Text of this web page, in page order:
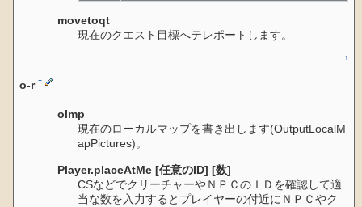
movetoqt
現在のクエスト目標へテレポートします。
↑
o-r†
olmp
現在のローカルマップを書き出します(OutputLocalM
apPictures)。
Player.placeAtMe [任意のID] [数]
CSなどでクリーチャーやＮＰＣのＩＤを確認して適
当な数を入力するとプレイヤーの付近にＮＰＣやク